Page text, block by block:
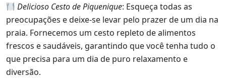
Delicioso Cesto de Piquenique: Esqueça todas as
preocupações e deixe-se levar pelo prazer de um dia na
praia. Fornecemos um cesto repleto de alimentos
frescos e saudáveis, garantindo que você tenha tudo o
que precisa para um dia de puro relaxamento e
diversão.